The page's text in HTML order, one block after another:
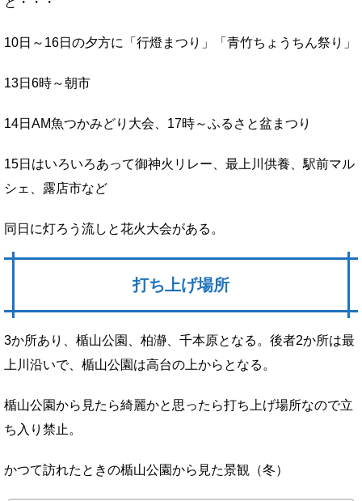
10日～16日の夕方に「行燈まつり」「青竹ちょうちん祭り」
13日6時～朝市
14日AM魚つかみどり大会、17時～ふるさと盆まつり
15日はいろいろあって御神火リレー、最上川供養、駅前マル
シェ、露店市など
同日に灯ろう流しと花火大会がある。
打ち上げ場所
3か所あり、楯山公園、柏瀞、千本原となる。後者2か所は最
上川沿いで、楯山公園は高台の上からとなる。
楯山公園から見たら綺麗かと思ったら打ち上げ場所なので立
ち入り禁止。
かつて訪れたときの楯山公園から見た景観（冬）